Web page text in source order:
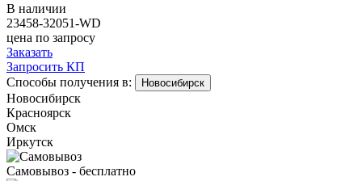
В наличии
23458-32051-WD
цена по запросу
Заказать
Запросить КП
Способы получения в:
Новосибирск
Новосибирск
Красноярск
Омск
Иркутск
Самовывоз - бесплатно